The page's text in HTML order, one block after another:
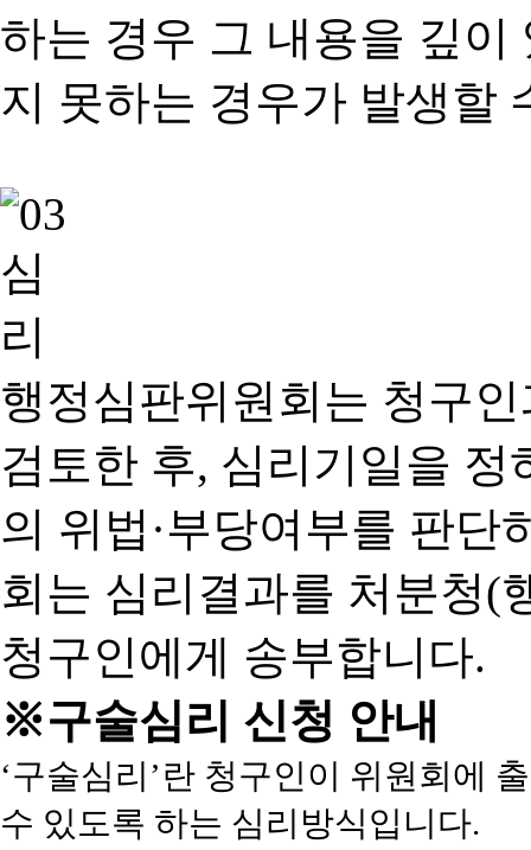
하는 경우 그 내용을 깊이
지 못하는 경우가 발생할
행정심판위원회는 청구
검토한 후, 심리기일을 정
의 위법·부당여부를 판단
회는 심리결과를 처분청(
청구인에게 송부합니다.
※구술심리 신청 안내
‘구술심리’란 청구인이 위원회에
수 있도록 하는 심리방식입니다.